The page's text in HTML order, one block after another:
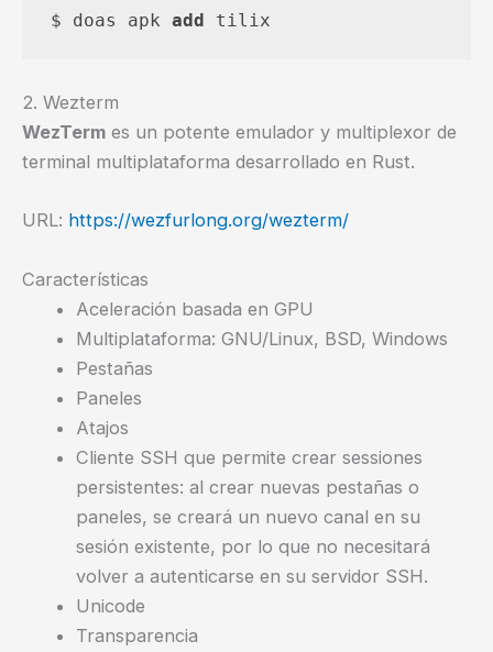
$ doas apk add tilix
2. Wezterm
WezTerm es un potente emulador y multiplexor de
terminal multiplataforma desarrollado en Rust.
URL: https://wezfurlong.org/wezterm/
Características
Aceleración basada en GPU
Multiplataforma: GNU/Linux, BSD, Windows
Pestañas
Paneles
Atajos
Cliente SSH que permite crear sessiones
persistentes: al crear nuevas pestañas o
paneles, se creará un nuevo canal en su
sesión existente, por lo que no necesitará
volver a autenticarse en su servidor SSH.
Unicode
Transparencia